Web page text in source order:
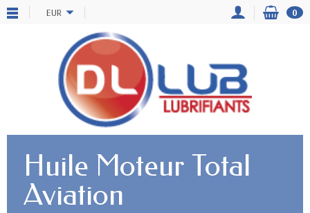
EUR 0
Huile Moteur Total
Aviation